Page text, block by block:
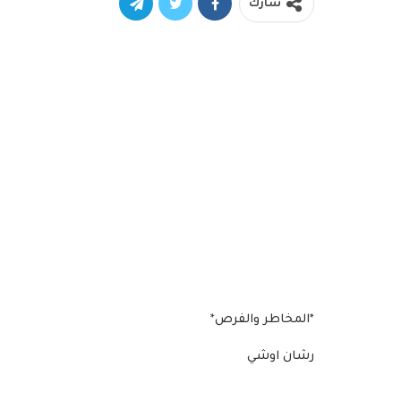
شارك
*المخاطر والفرص*
رشان اوشي